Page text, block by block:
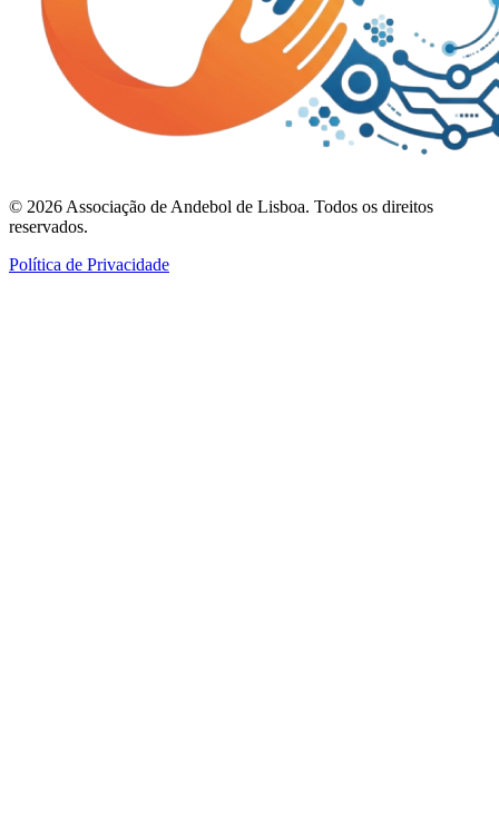
© 2026 Associação de Andebol de Lisboa. Todos os direitos
reservados.
Política de Privacidade